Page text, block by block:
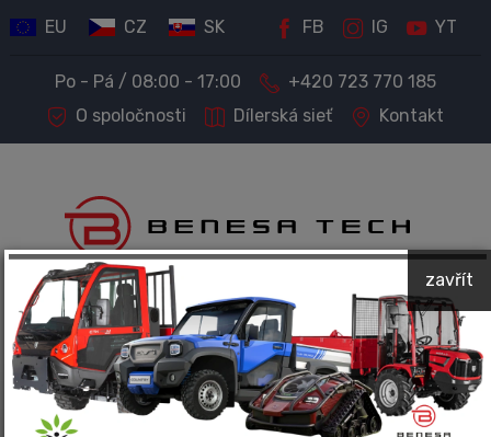
EU CZ SK
Po - Pá / 08:00 - 17:00
+420 723 770 185
O spoločnosti
Dílerská sieť Kontakt
FB IG YT
PREDAJ STROJOV A TECHNIKY
Kompletný servis a príslušenstvo
Spoločnosť BENESA TECH predáva a ponúka servis
zavřít